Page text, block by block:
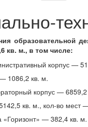
образовательной
кв. м., в том числе:
корпус —
1086,2 кв. м.
корпус —
кв. м., кол-во мест
«Горизонт» — 382,4 кв. м.